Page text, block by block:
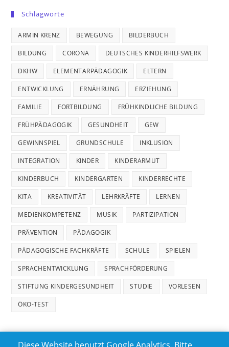
Schlagworte
ARMIN KRENZ BEWEGUNG BILDERBUCH
BILDUNG CORONA DEUTSCHES KINDERHILFSWERK
DKHW ELEMENTARPÄDAGOGIK ELTERN
ENTWICKLUNG ERNÄHRUNG ERZIEHUNG
FAMILIE FORTBILDUNG FRÜHKINDLICHE BILDUNG
FRÜHPÄDAGOGIK GESUNDHEIT GEW
GEWINNSPIEL GRUNDSCHULE INKLUSION
INTEGRATION KINDER KINDERARMUT
KINDERBUCH KINDERGARTEN KINDERRECHTE
KITA KREATIVITÄT LEHRKRÄFTE LERNEN
MEDIENKOMPETENZ MUSIK PARTIZIPATION
PRÄVENTION PÄDAGOGIK
PÄDAGOGISCHE FACHKRÄFTE SCHULE SPIELEN
SPRACHENTWICKLUNG SPRACHFÖRDERUNG
STIFTUNG KINDERGESUNDHEIT STUDIE VORLESEN
ÖKO-TEST